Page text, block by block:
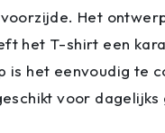
Het
het T-shirt een
is het eenvoudig te
voor dagelijks